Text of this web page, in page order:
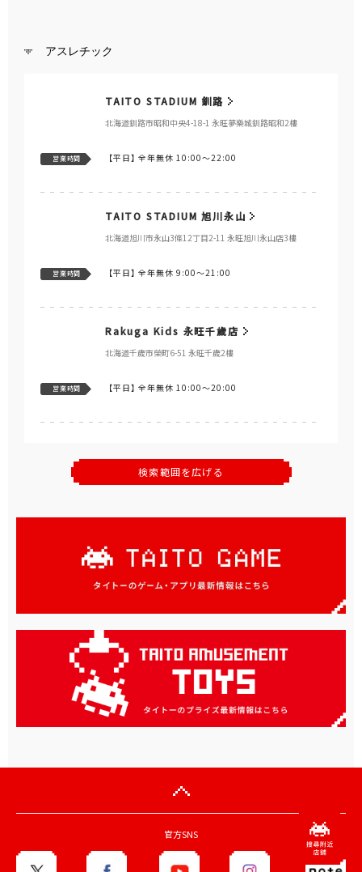
アスレチック
TAITO STADIUM 釧路
北海道釧路市昭和中央4-18-1 永旺夢樂城釧路昭和2樓
営業時間 【平日】全年無休 10:00～22:00
TAITO STADIUM 旭川永山
北海道旭川市永山3條12丁目2-11 永旺旭川永山店3樓
営業時間 【平日】全年無休 9:00～21:00
Rakuga Kids 永旺千歲店
北海道千歲市榮町6-51 永旺千歲2樓
営業時間 【平日】全年無休 10:00～20:00
検索範囲を広げる
官方SNS